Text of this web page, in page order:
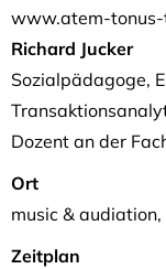
www.atem-tonus-
Richard Jucker
Sozialpädagoge,
Dozent an der
Ort
music &
Zeitplan